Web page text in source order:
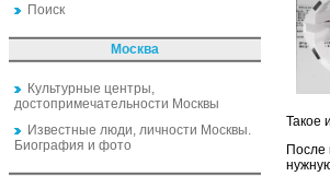
Поиск
Москва
Культурные центры,
достопримечательности Москвы
Известные люди, личности Москвы.
Биография и фото
Такое
После